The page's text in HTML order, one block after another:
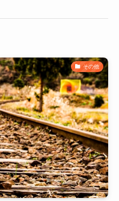
その他